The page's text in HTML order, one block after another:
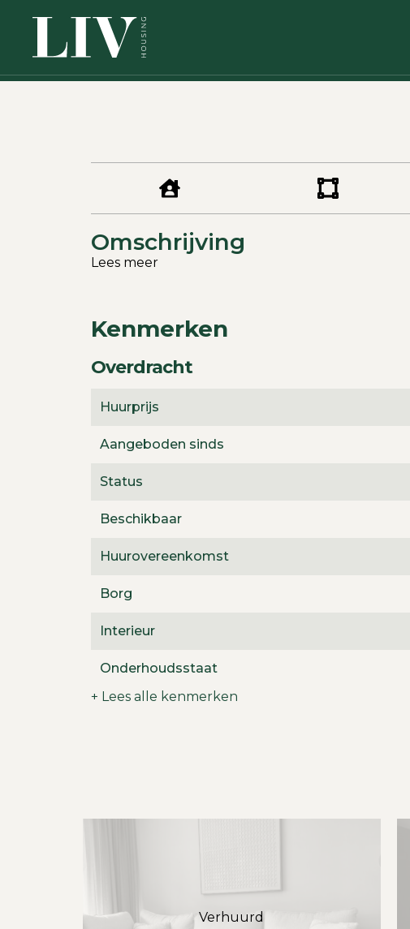
Omschrijving
Lees meer
Kenmerken
Overdracht
Huurprijs
Aangeboden sinds
Status
Beschikbaar
Huurovereenkomst
Borg
Interieur
Onderhoudsstaat
+ Lees alle kenmerken
Verhuurd